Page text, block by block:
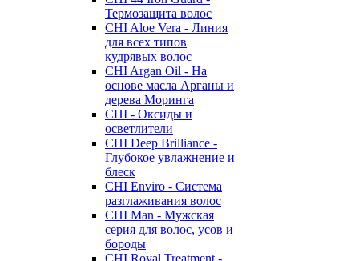
Термозащита волос
CHI Aloe Vera - Линия
для всех типов
кудрявых волос
CHI Argan Oil - На
основе масла Арганы и
дерева Моринга
CHI - Оксиды и
осветлители
CHI Deep Brilliance -
Глубокое увлажнение и
блеск
CHI Enviro - Система
разглаживания волос
CHI Man - Мужская
серия для волос, усов и
бороды
CHI Royal Treatment -